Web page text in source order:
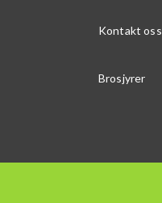
Kontakt oss
Brosjyrer